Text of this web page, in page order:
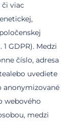
viac
GDPR). Medzi
číslo, adresa
uvediete
anonymizované
webového
medzi